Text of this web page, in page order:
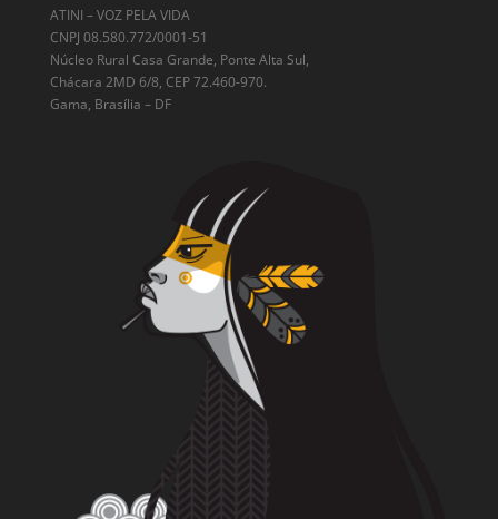
ATINI – VOZ PELA VIDA
CNPJ 08.580.772/0001-51
Núcleo Rural Casa Grande, Ponte Alta Sul,
Chácara 2MD 6/8, CEP 72.460-970.
Gama, Brasília – DF